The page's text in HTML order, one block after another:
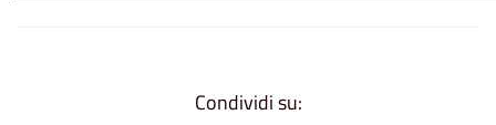
Condividi su: